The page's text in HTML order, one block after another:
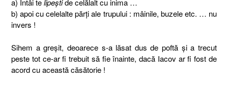
a) Întâi telipeştide celălalt cu inima …
b) apoi cu celelalte părţi ale trupului : mâinile, buzele etc. … nu
invers !
Sihem a greşit, deoarece s-a lăsat dus de poftă şi a trecut
peste tot ce-ar fi trebuit să fie înainte, dacă Iacov ar fi fost de
acord cu această căsătorie !